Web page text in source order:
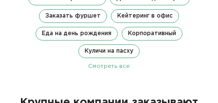
Заказать фуршет Кейтеринг в офис
Еда на день рождения Корпоративный
Куличи на пасху
Смотреть все